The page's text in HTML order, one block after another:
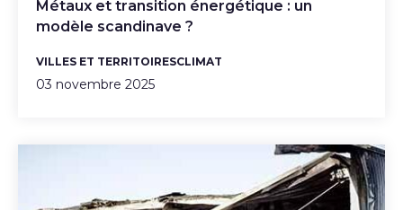
Métaux et transition énergétique : un
modèle scandinave ?
VILLES ET TERRITOIRESCLIMAT
03 novembre 2025